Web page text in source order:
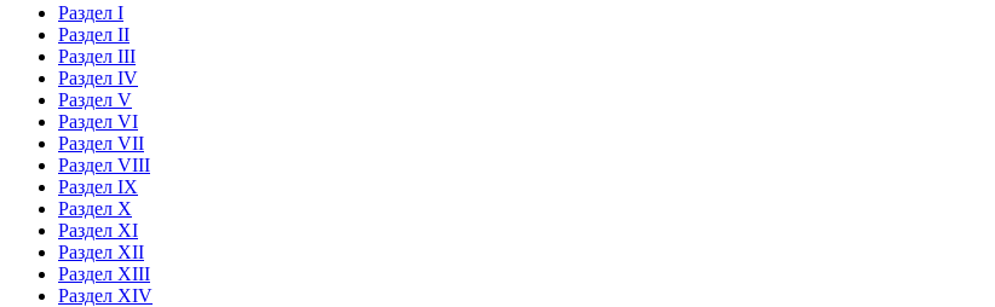
Раздел I
Раздел II
Раздел III
Раздел IV
Раздел V
Раздел VI
Раздел VII
Раздел VIII
Раздел IX
Раздел X
Раздел XI
Раздел XII
Раздел XIII
Раздел XIV